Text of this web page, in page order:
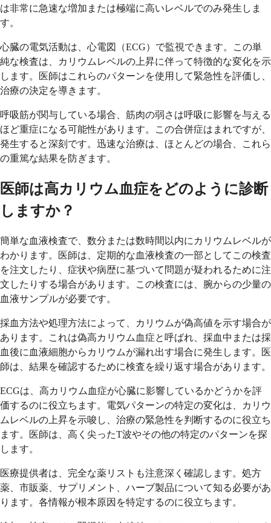
は非常に急速な増加または極端に高いレベルでのみ発生しま
す。
心臓の電気活動は、心電図（ECG）で監視できます。この単
純な検査は、カリウムレベルの上昇に伴って特徴的な変化を示
します。医師はこれらのパターンを使用して緊急性を評価し、
治療の決定を導きます。
呼吸筋が関与している場合、筋肉の弱さは呼吸に影響を与える
ほど重症になる可能性があります。この合併症はまれですが、
発生すると深刻です。迅速な治療は、ほとんどの場合、これら
の重篤な結果を防ぎます。
医師は高カリウム血症をどのように診断
しますか？
簡単な血液検査で、数分または数時間以内にカリウムレベルが
わかります。医師は、定期的な血液検査の一部としてこの検査
を注文したり、症状や病歴に基づいて問題が疑われるために注
文したりする場合があります。この検査には、腕からの少量の
血液サンプルが必要です。
採血方法や処理方法によって、カリウムが偽高値を示す場合が
あります。これは偽高カリウム血症と呼ばれ、採血中または採
血後に血液細胞からカリウムが漏れ出す場合に発生します。医
師は、結果を確認するために検査を繰り返す場合があります。
ECGは、高カリウム血症が心臓に影響しているかどうかを評
価するのに役立ちます。電気パターンの特定の変化は、カリウ
ムレベルの上昇を示唆し、治療の緊急性を判断するのに役立ち
ます。医師は、高く尖ったT波やその他の特定のパターンを探
します。
医療提供者は、完全な薬リストも注意深く確認します。処方
薬、市販薬、サプリメント、ハーブ製品について知る必要があ
ります。各情報が根本原因を特定するのに役立ちます。